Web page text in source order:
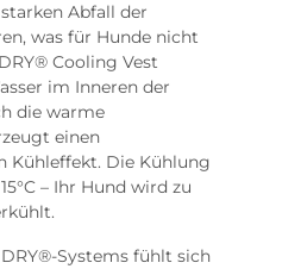
Abfall der
was für Hunde nicht
Cooling Vest
im Inneren der
die warme
einen
Kühleffekt. Die Kühlung
– Ihr Hund wird zu
Systems fühlt sich